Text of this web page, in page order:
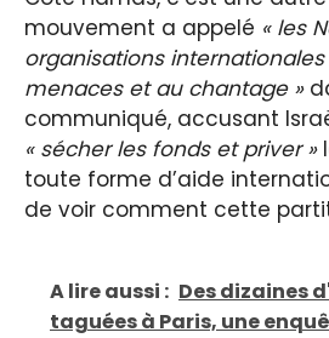
mouvement a appelé « les
organisations
menaces et au chantage »
communiqué, accusant
« sécher les fonds et priver »
toute forme d’aide
de voir comment cette
A lire aussi : Des dizaines
taguées à Paris, une